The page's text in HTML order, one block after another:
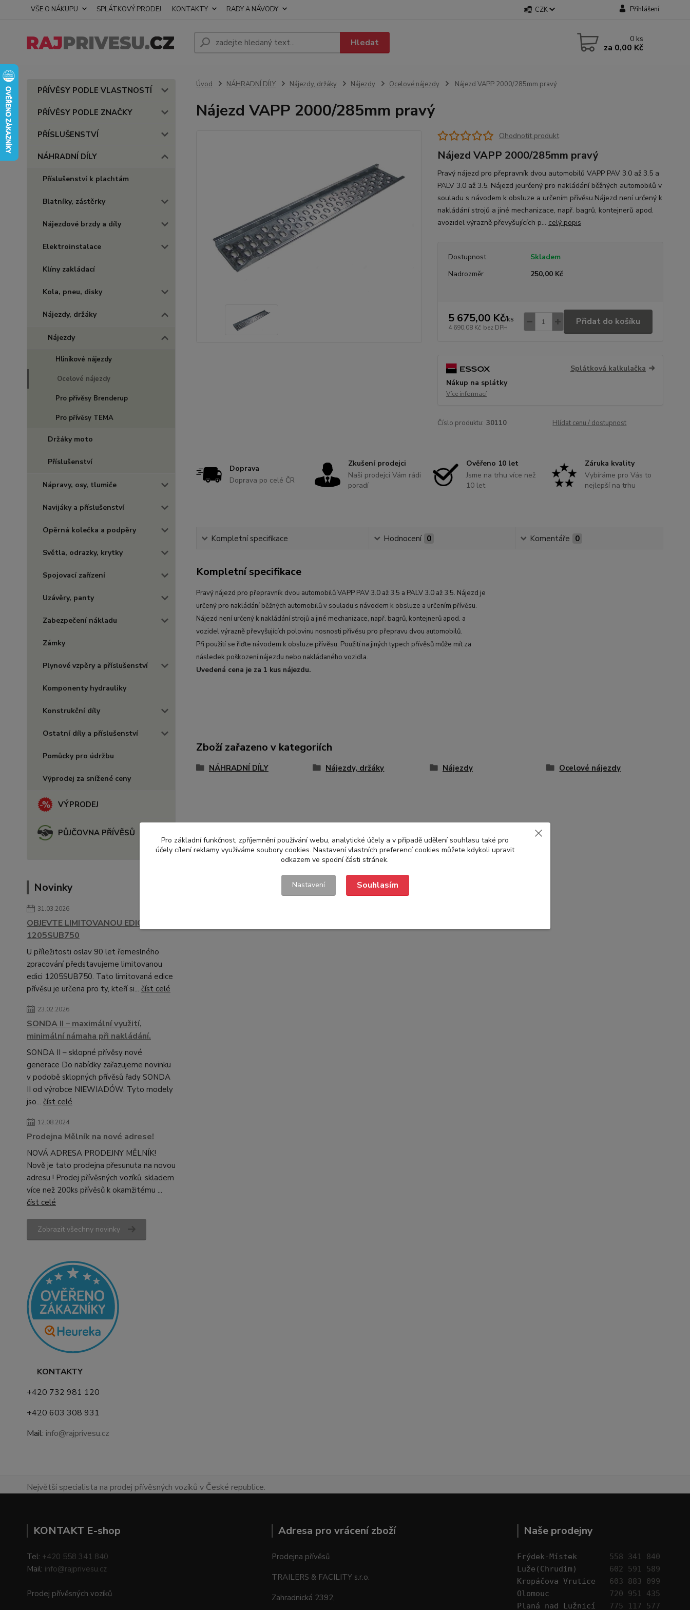
VŠE O NÁKUPU SPLÁTKOVÝ PRODEJ KONTAKTY RADY A NÁVODY CZK Přihlášení
Hledat 0 ks
za 0,00 Kč
PŘÍVĚSY PODLE VLASTNOSTÍ
PŘÍVĚSY PODLE ZNAČKY
PŘÍSLUŠENSTVÍ
NÁHRADNÍ DÍLY
Příslušenství k plachtám
Blatníky, zástěrky
Nájezdové brzdy a díly
Elektroinstalace
Klíny zakládací
Kola, pneu, disky
Nájezdy, držáky
Nájezdy
Hliníkové nájezdy
Ocelové nájezdy
Pro přívěsy Brenderup
Pro přívěsy TEMA
Držáky moto
Příslušenství
Nápravy, osy, tlumiče
Navijáky a příslušenství
Opěrná kolečka a podpěry
Světla, odrazky, krytky
Spojovací zařízení
Uzávěry, panty
Zabezpečení nákladu
Zámky
Plynové vzpěry a příslušenství
Komponenty hydrauliky
Konstrukční díly
Ostatní díly a příslušenství
Pomůcky pro údržbu
Výprodej za snížené ceny
VÝPRODEJ
PŮJČOVNA PŘÍVĚSŮ
Novinky
31.03.2026
OBJEVTE LIMITOVANOU EDICI
1205SUB750
U příležitosti oslav 90 let řemeslného
zpracování představujeme limitovanou
edici 1205SUB750. Tato limitovaná edice
přívěsu je určena pro ty, kteří si... číst celé
23.02.2026
SONDA II – maximální využití,
minimální námaha při nakládání.
SONDA II – sklopné přívěsy nové
generace Do nabídky zařazujeme novinku
v podobě sklopných přívěsů řady SONDA
II od výrobce NIEWIADÓW. Tyto modely
jso... číst celé
12.08.2024
Prodejna Mělník na nové adrese!
NOVÁ ADRESA PRODEJNY MĚLNÍK!
Nově je tato prodejna přesunuta na novou
adresu ! Prodej přívěsných vozíků, skladem
více než 200ks přívěsů k okamžitému ...
číst celé
Zobrazit všechny novinky
KONTAKTY
+420 732 981 120
+420 603 308 931
Mail: info@rajprivesu.cz
Úvod NÁHRADNÍ DÍLY Nájezdy, držáky Nájezdy Ocelové nájezdy Nájezd VAPP 2000/285mm pravý
Nájezd VAPP 2000/285mm pravý
Ohodnotit produkt
Nájezd VAPP 2000/285mm pravý
Pravý nájezd pro přepravník dvou automobilů VAPP PAV 3.0 až 3.5 a
PALV 3.0 až 3.5. Nájezd jeurčený pro nakládání běžných automobilů v
souladu s návodem k obsluze a určením přívěsu.Nájezd není určený k
nakládání strojů a jiné mechanizace, např. bagrů, kontejnerů apod.
avozidel výrazně převyšujících p... celý popis
Dostupnost
Skladem
Nadrozměr
250,00 Kč
5 675,00 Kč/ks
4 690,08 Kč bez DPH
Přidat do košíku
Splátková kalkulačka
Nákup na splátky
Více informací
Číslo produktu: 30110 Hlídat cenu / dostupnost
Doprava
Doprava po celé ČR
Zkušení prodejci
Naši prodejci Vám rádi
poradí
Ověřeno 10 let
Jsme na trhu více než
10 let
Záruka kvality
Vybíráme pro Vás to
nejlepší na trhu
Kompletní specifikace Hodnocení 0 Komentáře 0
Kompletní specifikace
Pravý nájezd pro přepravník dvou automobilů VAPP PAV 3.0 až 3.5 a PALV 3.0 až 3.5. Nájezd je
určený pro nakládání běžných automobilů v souladu s návodem k obsluze a určením přívěsu.
Nájezd není určený k nakládání strojů a jiné mechanizace, např. bagrů, kontejnerů apod. a
vozidel výrazně převyšujících polovinu nosnosti přívěsu pro přepravu dvou automobilů.
Při použití se řiďte návodem k obsluze přívěsu. Použití na jiných typech přívěsů může mít za
následek poškození nájezdu nebo nakládaného vozidla.
Uvedená cena je za 1 kus nájezdu.
Zboží zařazeno v kategoriích
NÁHRADNÍ DÍLY Nájezdy, držáky Nájezdy Ocelové nájezdy
Největší specialista na prodej přívěsných vozíků v České republice.
KONTAKT E-shop
Tel: +420 558 341 840
Mail: info@rajprivesu.cz
Prodej přívěsných vozíků
Adresa pro vrácení zboží
Prodejna přívěsů
TRAILERS & FACILITY s.r.o.
Zahradnická 2392,
Naše prodejny
Frýdek-Místek 558 341 840
Luže(Chrudim) 602 591 589
Kropáčova Vrutice 603 883 099
Olomouc 720 951 435
Planá nad Lužnicí 775 117 577
Pro základní funkčnost, zpříjemnění používání webu, analytické účely a v případě udělení souhlasu také pro
účely cílení reklamy využíváme soubory cookies. Nastavení vlastních preferencí cookies můžete kdykoli upravit
odkazem ve spodní části stránek.
Nastavení Souhlasím